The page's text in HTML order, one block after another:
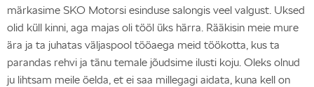
märkasime SKO Motorsi esinduse salongis veel valgust. Uksed
olid küll kinni, aga majas oli tööl üks härra. Rääkisin meie mure
ära ja ta juhatas väljaspool tööaega meid töökotta, kus ta
parandas rehvi ja tänu temale jõudsime ilusti koju. Oleks olnud
ju lihtsam meile öelda, et ei saa millegagi aidata, kuna kell on